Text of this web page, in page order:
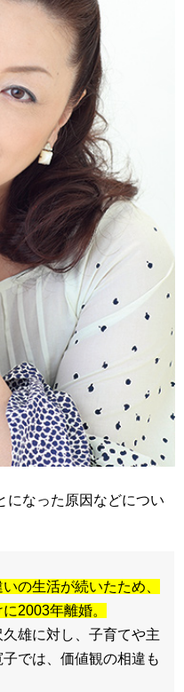
になった原因などについ
の生活が続いたため、
2003年離婚。
雄に対し、子育てや主
では、価値観の相違も